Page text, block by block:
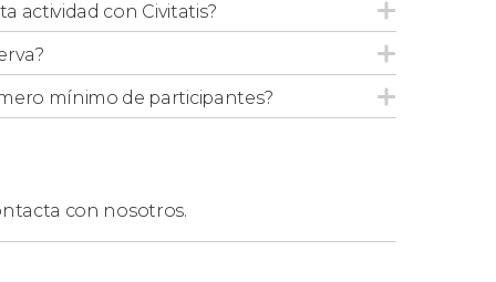
actividad con Civitatis?
mínimo de participantes?
con nosotros.